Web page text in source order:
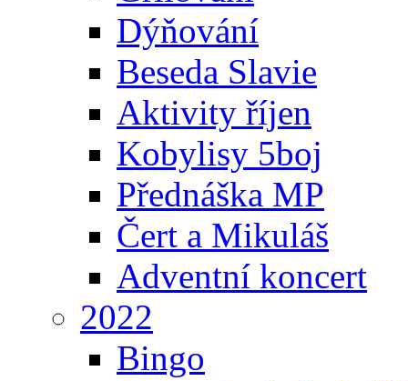
Dýňování
Beseda Slavie
Aktivity říjen
Kobylisy 5boj
Přednáška MP
Čert a Mikuláš
Adventní koncert
2022
Bingo